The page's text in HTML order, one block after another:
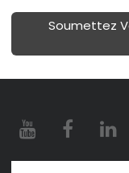
Soumettez